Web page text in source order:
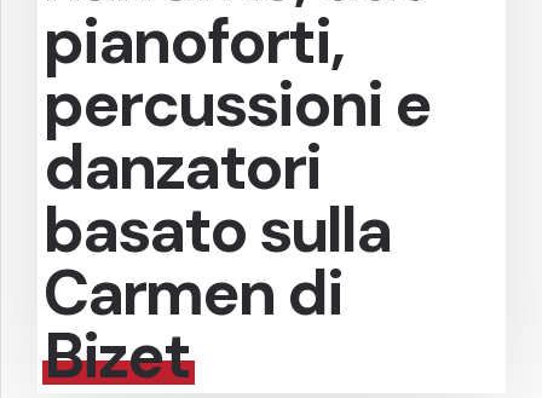
pianoforti,
percussioni e
danzatori
basato sulla
Carmen di
Bizet